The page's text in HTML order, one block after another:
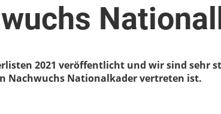
2021 veröffentlicht und wir sind sehr
Nachwuchs Nationalkader vertreten ist.